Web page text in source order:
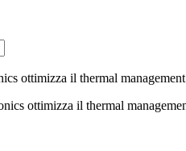
ottimizza il thermal management